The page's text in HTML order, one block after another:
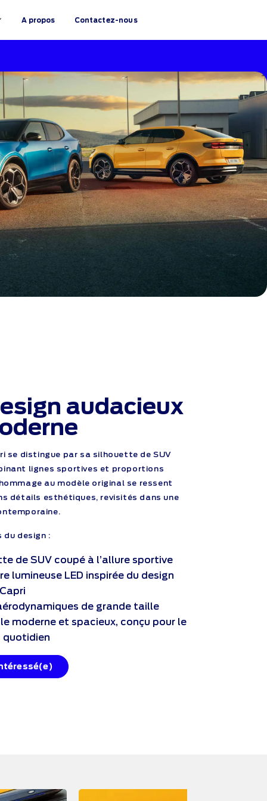
Contactez-nous
A propos
audacieux
se distingue par sa silhouette de SUV
lignes sportives et proportions
au modèle original se ressent
détails esthétiques, revisités dans une
design :
de SUV coupé à l’allure sportive
lumineuse LED inspirée du design
de grande taille
moderne et spacieux, conçu pour le